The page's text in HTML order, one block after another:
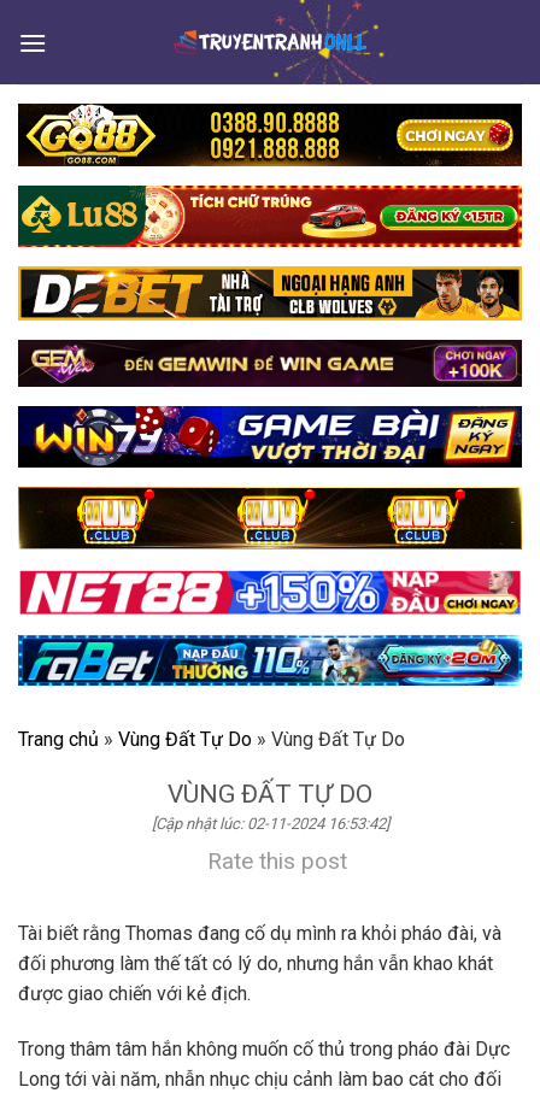
Trang chủ » Vùng Đất Tự Do » Vùng Đất Tự Do
VÙNG ĐẤT TỰ DO
[Cập nhật lúc: 02-11-2024 16:53:42]
Rate this post
Tài biết rằng Thomas đang cố dụ mình ra khỏi pháo đài, và
đối phương làm thế tất có lý do, nhưng hắn vẫn khao khát
được giao chiến với kẻ địch.
Trong thâm tâm hắn không muốn cố thủ trong pháo đài Dực
Long tới vài năm, nhẫn nhục chịu cảnh làm bao cát cho đối